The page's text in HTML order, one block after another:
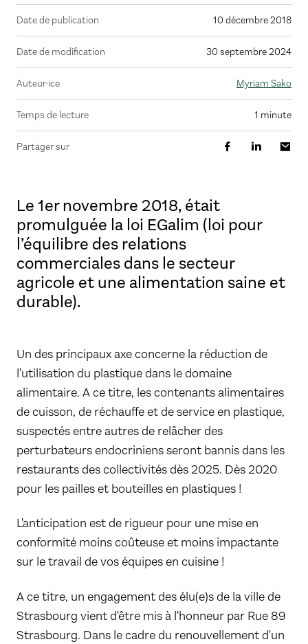
Date de publication 10 décembre 2018
Date de modification 30 septembre 2024
Auteur·ice Myriam Sako
Temps de lecture 1 minute
Partager sur
Le 1er novembre 2018, était
promulguée la loi EGalim (loi pour
l’équilibre des relations
commerciales dans le secteur
agricole et une alimentation saine et
durable).
​Un des principaux axe concerne la réduction de
l'utilisation du plastique dans le domaine
alimentaire. A ce titre, les contenants alimentaires
de cuisson, de réchauffe et de service en plastique,
suspectés entre autres de relâcher des
perturbateurs endocriniens seront bannis dans les
restaurants des collectivités dès 2025. Dès 2020
pour les pailles et bouteilles en plastiques !
L'anticipation est de rigueur pour une mise en
conformité moins coûteuse et moins impactante
sur le travail de vos équipes en cuisine !
​A ce titre, un engagement des élu(e)s de la ville de
Strasbourg vient d'être mis à l'honneur par Rue 89
Strasbourg. Dans le cadre du renouvellement d'un